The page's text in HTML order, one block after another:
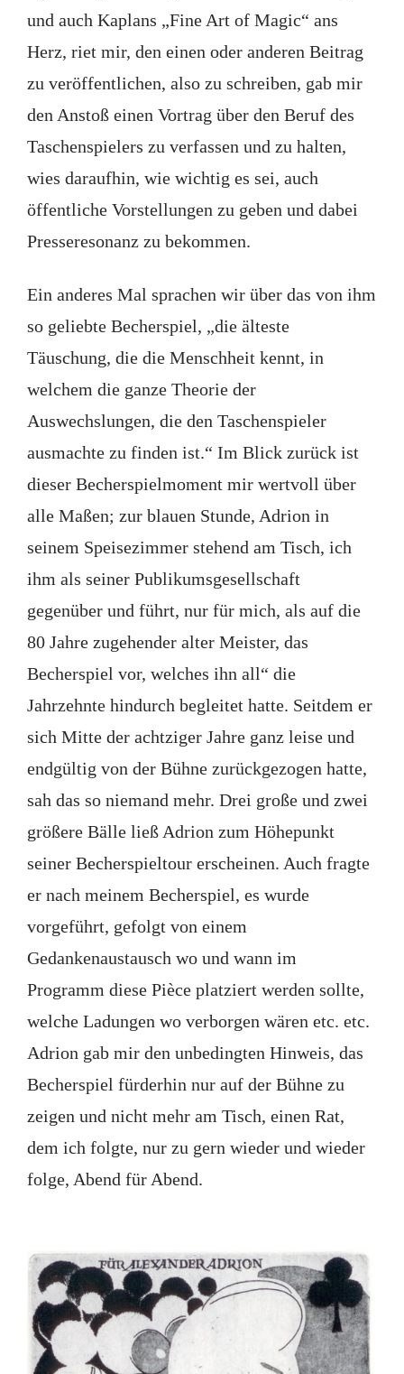
und auch Kaplans „Fine Art of Magic“ ans
Herz, riet mir, den einen oder anderen Beitrag
zu veröffentlichen, also zu schreiben, gab mir
den Anstoß einen Vortrag über den Beruf des
Taschenspielers zu verfassen und zu halten,
wies daraufhin, wie wichtig es sei, auch
öffentliche Vorstellungen zu geben und dabei
Presseresonanz zu bekommen.
Ein anderes Mal sprachen wir über das von ihm
so geliebte Becherspiel, „die älteste
Täuschung, die die Menschheit kennt, in
welchem die ganze Theorie der
Auswechslungen, die den Taschenspieler
ausmachte zu finden ist.“ Im Blick zurück ist
dieser Becherspielmoment mir wertvoll über
alle Maßen; zur blauen Stunde, Adrion in
seinem Speisezimmer stehend am Tisch, ich
ihm als seiner Publikumsgesellschaft
gegenüber und führt, nur für mich, als auf die
80 Jahre zugehender alter Meister, das
Becherspiel vor, welches ihn all“ die
Jahrzehnte hindurch begleitet hatte. Seitdem er
sich Mitte der achtziger Jahre ganz leise und
endgültig von der Bühne zurückgezogen hatte,
sah das so niemand mehr. Drei große und zwei
größere Bälle ließ Adrion zum Höhepunkt
seiner Becherspieltour erscheinen. Auch fragte
er nach meinem Becherspiel, es wurde
vorgeführt, gefolgt von einem
Gedankenaustausch wo und wann im
Programm diese Pièce platziert werden sollte,
welche Ladungen wo verborgen wären etc. etc.
Adrion gab mir den unbedingten Hinweis, das
Becherspiel fürderhin nur auf der Bühne zu
zeigen und nicht mehr am Tisch, einen Rat,
dem ich folgte, nur zu gern wieder und wieder
folge, Abend für Abend.